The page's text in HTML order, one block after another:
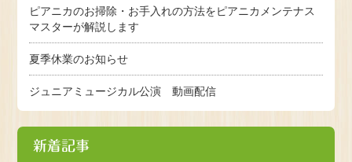
ピアニカのお掃除・お手入れの方法をピアニカメンテナス
マスターが解説します
夏季休業のお知らせ
ジュニアミュージカル公演 動画配信
新着記事